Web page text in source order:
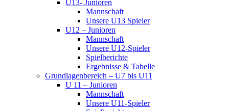
U13- Junioren
Mannschaft
Unsere U13 Spieler
U12 – Junioren
Mannschaft
Unsere U12-Spieler
Spielberichte
Ergebnisse & Tabelle
Grundlagenbereich – U7 bis U11
U 11 – Junioren
Mannschaft
Unsere U11-Spieler